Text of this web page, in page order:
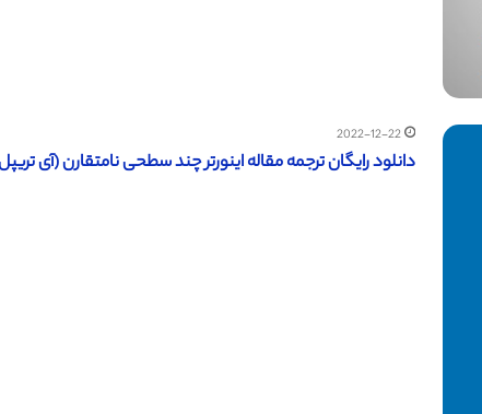
2022-12-22
دانلود رایگان ترجمه مقاله اینورتر چند سطحی نامتقارن (آی تریپل ای